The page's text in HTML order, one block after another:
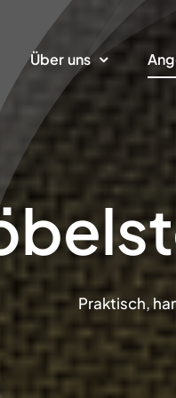
Über uns
Praktisch,